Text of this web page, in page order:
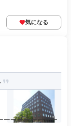
気になる
￣￣￣￣￣￣￣￣